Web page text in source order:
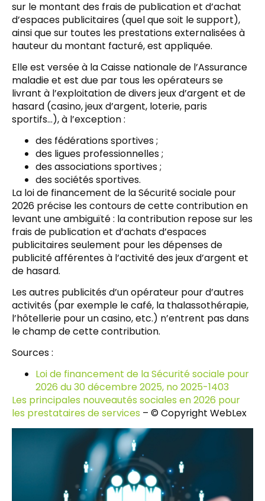
sur le montant des frais de publication et d’achat
d’espaces publicitaires (quel que soit le support),
ainsi que sur toutes les prestations externalisées à
hauteur du montant facturé, est appliquée.
Elle est versée à la Caisse nationale de l’Assurance
maladie et est due par tous les opérateurs se
livrant à l’exploitation de divers jeux d’argent et de
hasard (casino, jeux d’argent, loterie, paris
sportifs…), à l’exception :
des fédérations sportives ;
des ligues professionnelles ;
des associations sportives ;
des sociétés sportives.
La loi de financement de la Sécurité sociale pour
2026 précise les contours de cette contribution en
levant une ambiguïté : la contribution repose sur les
frais de publication et d’achats d’espaces
publicitaires seulement pour les dépenses de
publicité afférentes à l’activité des jeux d’argent et
de hasard.
Les autres publicités d’un opérateur pour d’autres
activités (par exemple le café, la thalassothérapie,
l’hôtellerie pour un casino, etc.) n’entrent pas dans
le champ de cette contribution.
Sources :
Loi de financement de la Sécurité sociale pour
2026 du 30 décembre 2025, no 2025-1403
Les principales nouveautés sociales en 2026 pour
les prestataires de services – © Copyright WebLex